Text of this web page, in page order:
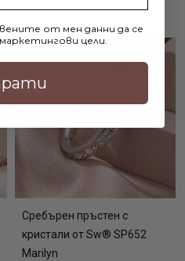
Сребърен пръстен с
кристали от Sw® SP652
Marilyn
от мен данни да се
цели.